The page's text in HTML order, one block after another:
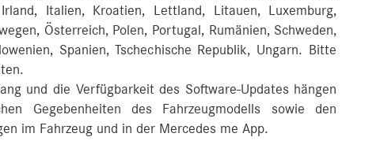
Italien, Kroatien, Lettland, Litauen, Luxemburg,
Österreich, Polen, Portugal, Rumänien, Schweden,
Spanien, Tschechische Republik, Ungarn. Bitte
und die Verfügbarkeit des Software-Updates hängen
Gegebenheiten des Fahrzeugmodells sowie den
im Fahrzeug und in der Mercedes me App.